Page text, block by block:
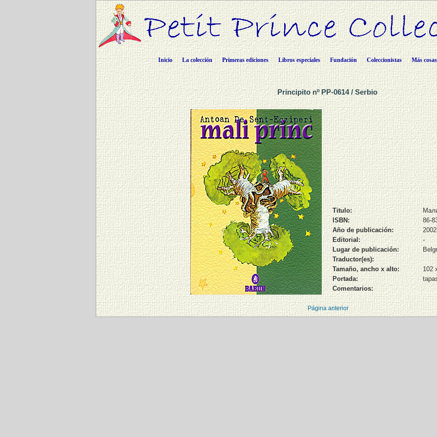
Inicio La colección Primeras ediciones Libros especiales Fundación Coleccionistas Más cosas
Principito nº PP-0614 / Serbio
Titulo:
ISBN:
86-
Año de publicación:
2002
Editorial:
-
Lugar de publicación:
Traductor(es):
Tamaño, ancho x alto:
102
Portada:
Comentarios:
Página anterior